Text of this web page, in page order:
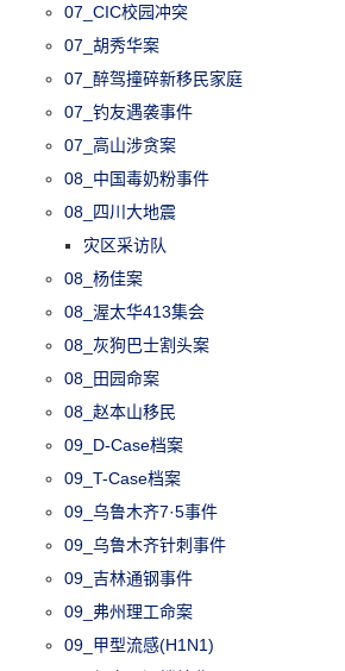
07_CIC校园冲突
07_胡秀华案
07_醉驾撞碎新移民家庭
07_钓友遇袭事件
07_高山涉贪案
08_中国毒奶粉事件
08_四川大地震
灾区采访队
08_杨佳案
08_渥太华413集会
08_灰狗巴士割头案
08_田园命案
08_赵本山移民
09_D-Case档案
09_T-Case档案
09_乌鲁木齐7·5事件
09_乌鲁木齐针刺事件
09_吉林通钢事件
09_弗州理工命案
09_甲型流感(H1N1)